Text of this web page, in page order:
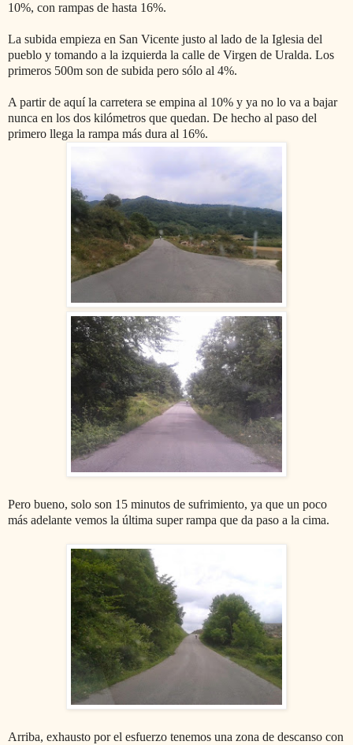
10%, con rampas de hasta 16%.
La subida empieza en San Vicente justo al lado de la Iglesia del
pueblo y tomando a la izquierda la calle de Virgen de Uralda. Los
primeros 500m son de subida pero sólo al 4%.
A partir de aquí la carretera se empina al 10% y ya no lo va a bajar
nunca en los dos kilómetros que quedan. De hecho al paso del
primero llega la rampa más dura al 16%.
Pero bueno, solo son 15 minutos de sufrimiento, ya que un poco
más adelante vemos la última super rampa que da paso a la cima.
Arriba, exhausto por el esfuerzo tenemos una zona de descanso con